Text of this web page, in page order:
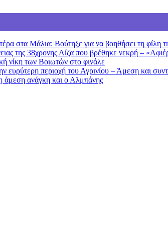
στα Μάλια: Βούτηξε για να βοηθήσει τη φίλη
της 38χρονης Λίζα που βρέθηκε νεκρή –
νίκη των Βοιωτών στο φινάλε
ευρύτερη περιοχή του Αγρινίου – Άμεση και
άμεση ανάγκη και ο Αλμπάνης